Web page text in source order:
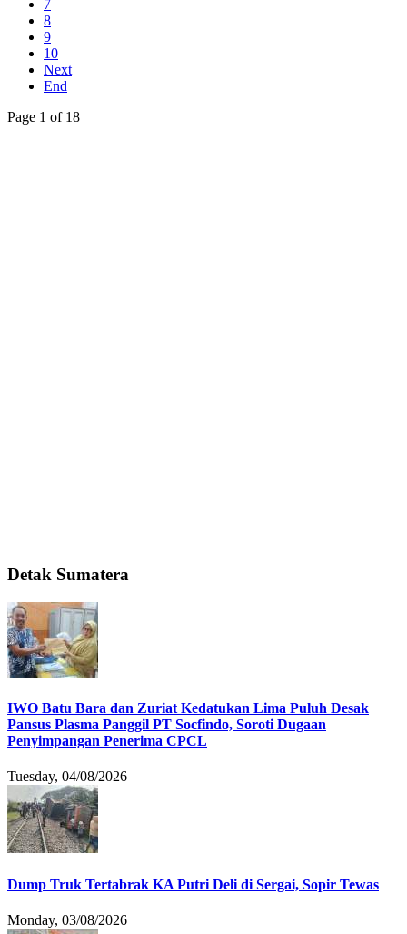
7
8
9
10
Next
End
Page 1 of 18
Detak Sumatera
IWO Batu Bara dan Zuriat Kedatukan Lima Puluh Desak
Pansus Plasma Panggil PT Socfindo, Soroti Dugaan
Penyimpangan Penerima CPCL
Tuesday, 04/08/2026
Dump Truk Tertabrak KA Putri Deli di Sergai, Sopir Tewas
Monday, 03/08/2026